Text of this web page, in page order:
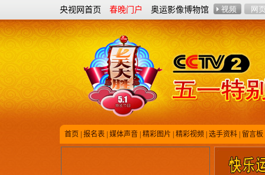
央视网首页 春晚门户 奥运影像博物馆
首页 报名表 媒体声音 精彩图片 精彩视频 选手资料 留言板